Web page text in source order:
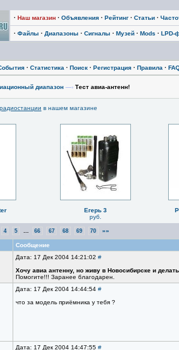
· Наш магазин · Объявления · Рейтинг · Статьи ·
· Файлы · Диапазоны · Сигналы · Музей · Mods · LPD-
· Статистика · Поиск · Регистрация · Правила ·
диапазон —› Тест авиа-антенн!
в нашем магазине
Егерь 3
руб.
4 5 66 67 68 69 70 »»
Сообщение
Дата: 17 Дек 2004 14:21:02 #
Хочу авиа антенну, но живу в Новосибирске и
Помогите!!! Заранее благодарен.
Дата: 17 Дек 2004 14:44:54 #
что за модель приёмника у тебя ?
Дата: 17 Дек 2004 14:47:55 #